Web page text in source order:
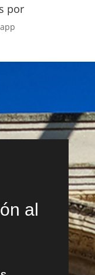
por
al